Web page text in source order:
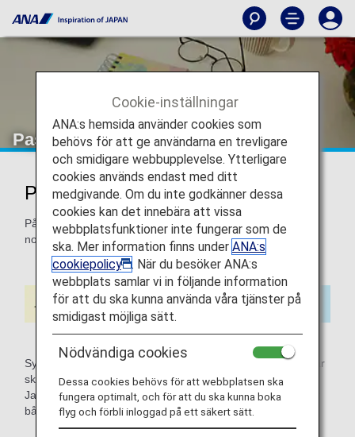
Passagerare med stomianordning
Passagerare med stomianordning
På denna sida finns information om de saker som ska
noteras vid ombordstigning.
Symbolerna Inrikesflyg i Japan eller Internationella flyg visar
skillnader i service för inrikesflyg och internationella flyg i
Japan. Innehåll som inte är markerat med en symbol gäller
både för inrikes- och internationella flyg i Japan.
Cookie-inställningar
ANA:s hemsida använder cookies som
behövs för att ge användarna en trevligare
och smidigare webbupplevelse. Ytterligare
cookies används endast med ditt
medgivande. Om du inte godkänner dessa
cookies kan det innebära att vissa
webbplatsfunktioner inte fungerar som de
ska. Mer information finns under ANA:s
cookiepolicy
. När du besöker ANA:s
webbplats samlar vi in följande information
för att du ska kunna använda våra tjänster på
smidigast möjliga sätt.
Nödvändiga cookies
Dessa cookies behövs för att webbplatsen ska
fungera optimalt, och för att du ska kunna boka
flyg och förbli inloggad på ett säkert sätt.